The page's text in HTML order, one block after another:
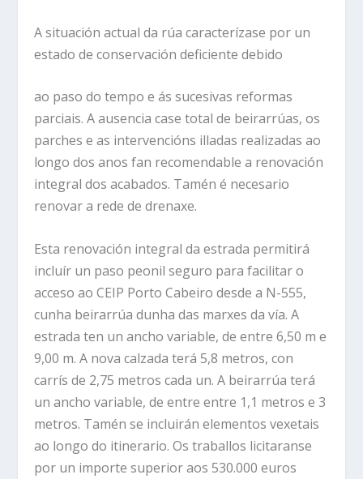
A situación actual da rúa caracterízase por un
estado de conservación deficiente debido
ao paso do tempo e ás sucesivas reformas
parciais. A ausencia case total de beirarrúas, os
parches e as intervencións illadas realizadas ao
longo dos anos fan recomendable a renovación
integral dos acabados. Tamén é necesario
renovar a rede de drenaxe.
Esta renovación integral da estrada permitirá
incluír un paso peonil seguro para facilitar o
acceso ao CEIP Porto Cabeiro desde a N-555,
cunha beirarrúa dunha das marxes da vía. A
estrada ten un ancho variable, de entre 6,50 m e
9,00 m. A nova calzada terá 5,8 metros, con
carrís de 2,75 metros cada un. A beirarrúa terá
un ancho variable, de entre entre 1,1 metros e 3
metros. Tamén se incluirán elementos vexetais
ao longo do itinerario. Os traballos licitaranse
por un importe superior aos 530.000 euros